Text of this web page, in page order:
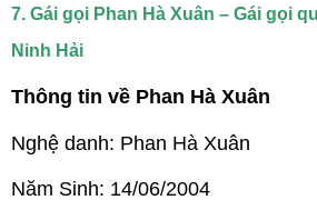
7. Gái gọi Phan Hà Xuân – Gái gọi
Ninh Hải
Thông tin về Phan Hà Xuân
Nghệ danh: Phan Hà Xuân
Năm Sinh: 14/06/2004